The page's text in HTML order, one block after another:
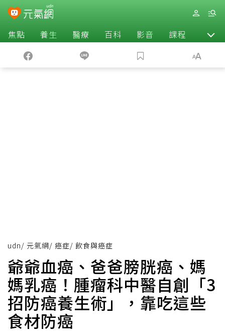
焦點 養生 醫療 百科 影音 課程 退休
udn/ 元氣網/ 癌症/ 飲食與癌症
爺爺血癌、爸爸膀胱癌、媽
媽乳癌！腫瘤科中醫自創「3
招防癌養生術」，靠吃這些
食材防癌